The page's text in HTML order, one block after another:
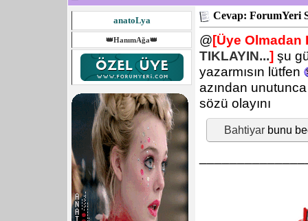
anatoLya
👑HanımAğa👑
Cevap: ForumYeri
@[Üye
TIKLAYIN...] şu
yazarmısın lütfen
azından
sözü olayını
Bahtiyar bunu